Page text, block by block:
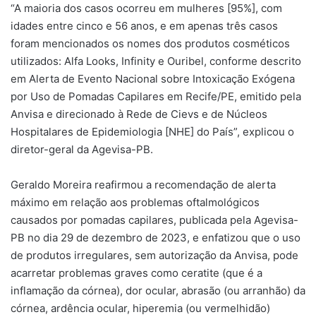
“A maioria dos casos ocorreu em mulheres [95%], com
idades entre cinco e 56 anos, e em apenas três casos
foram mencionados os nomes dos produtos cosméticos
utilizados: Alfa Looks, Infinity e Ouribel, conforme descrito
em Alerta de Evento Nacional sobre Intoxicação Exógena
por Uso de Pomadas Capilares em Recife/PE, emitido pela
Anvisa e direcionado à Rede de Cievs e de Núcleos
Hospitalares de Epidemiologia [NHE] do País”, explicou o
diretor-geral da Agevisa-PB.
Geraldo Moreira reafirmou a recomendação de alerta
máximo em relação aos problemas oftalmológicos
causados por pomadas capilares, publicada pela Agevisa-
PB no dia 29 de dezembro de 2023, e enfatizou que o uso
de produtos irregulares, sem autorização da Anvisa, pode
acarretar problemas graves como ceratite (que é a
inflamação da córnea), dor ocular, abrasão (ou arranhão) da
córnea, ardência ocular, hiperemia (ou vermelhidão)